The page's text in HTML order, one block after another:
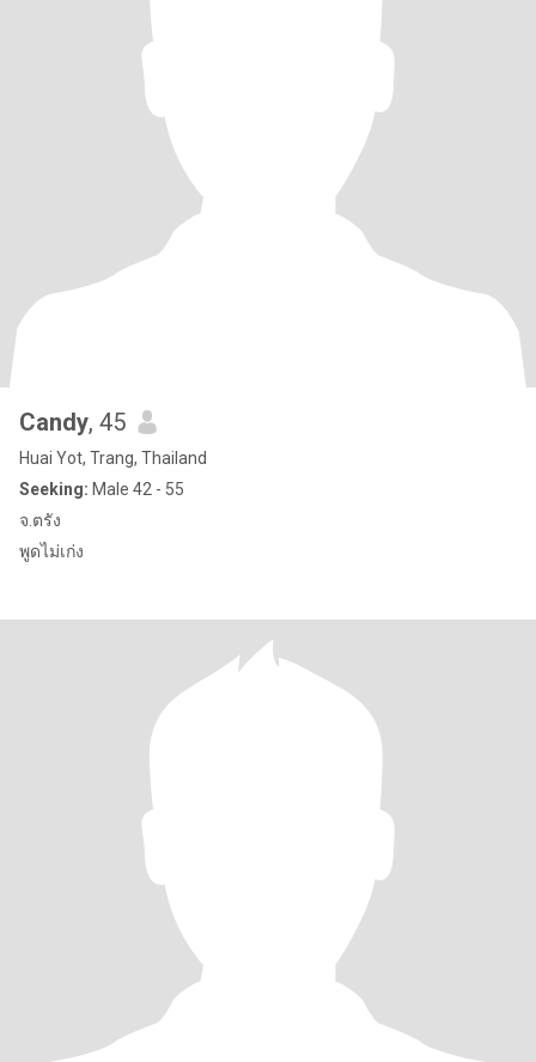
Candy, 45
Huai Yot, Trang, Thailand
Seeking: Male 42 - 55
จ.ตรัง
พูดไม่เก่ง